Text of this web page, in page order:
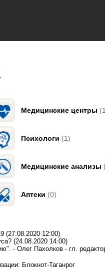
Медицинские центры
Психологи (1)
Медицинские анализы
Аптеки (0)
(27.08.2020 12:00)
(24.08.2020 14:00)
- Олег Пахолков - гл.
Блокнот-Таганрог